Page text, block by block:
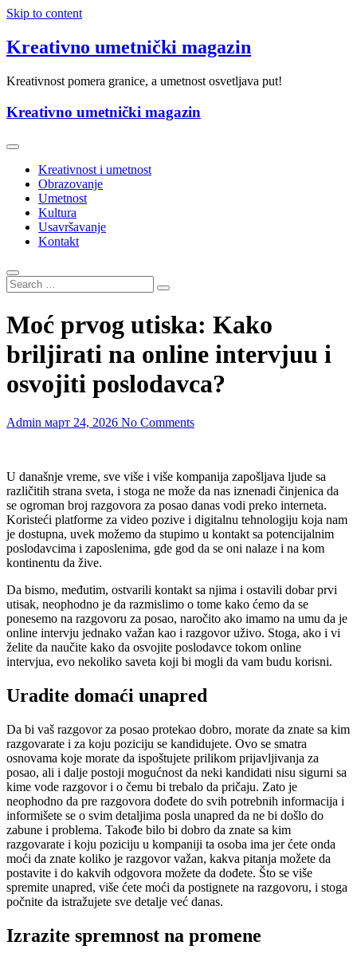
Skip to content
Kreativno umetnički magazin
Kreativnost pomera granice, a umetnost osvetljava put!
Kreativno umetnički magazin
Kreativnost i umetnost
Obrazovanje
Umetnost
Kultura
Usavršavanje
Kontakt
Moć prvog utiska: Kako
briljirati na online intervjuu i
osvojiti poslodavca?
Admin март 24, 2026 No Comments
U današnje vreme, sve više i više kompanija zapošljava ljude sa
različitih strana sveta, i stoga ne može da nas iznenadi činjenica da
se ogroman broj razgovora za posao danas vodi preko interneta.
Koristeći platforme za video pozive i digitalnu tehnologiju koja nam
je dostupna, uvek možemo da stupimo u kontakt sa potencijalnim
poslodavcima i zaposlenima, gde god da se oni nalaze i na kom
kontinentu da žive.
Da bismo, međutim, ostvarili kontakt sa njima i ostavili dobar prvi
utisak, neophodno je da razmislimo o tome kako ćemo da se
ponesemo na razgovoru za posao, naročito ako imamo na umu da je
online intervju jednako važan kao i razgovor uživo. Stoga, ako i vi
želite da naučite kako da osvojite poslodavce tokom online
intervjua, evo nekoliko saveta koji bi mogli da vam budu korisni.
Uradite domaći unapred
Da bi vaš razgovor za posao protekao dobro, morate da znate sa kim
razgovarate i za koju poziciju se kandidujete. Ovo se smatra
osnovama koje morate da ispoštujete prilikom prijavljivanja za
posao, ali i dalje postoji mogućnost da neki kandidati nisu sigurni sa
kime vode razgovor i o čemu bi trebalo da pričaju. Zato je
neophodno da pre razgovora dođete do svih potrebnih informacija i
informišete se o svim detaljima posla unapred da ne bi došlo do
zabune i problema. Takođe bilo bi dobro da znate sa kim
razgovarate i koju poziciju u kompaniji ta osoba ima jer ćete onda
moći da znate koliko je razgovor važan, kakva pitanja možete da
postavite i do kakvih odgovora možete da dođete. Što se više
spremite unapred, više ćete moći da postignete na razgovoru, i stoga
počnite da istražujete sve detalje već danas.
Izrazite spremnost na promene